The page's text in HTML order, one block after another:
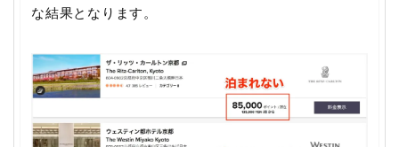
な結果となります。